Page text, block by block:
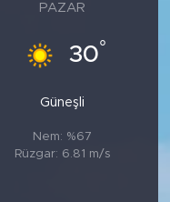
PAZAR
30°
Güneşli
Nem: %67
Rüzgar: 6.81 m/s